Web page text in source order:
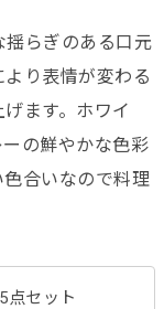
揺らぎのある口元
り表情が変わる
ます。ホワイ
の鮮やかな色彩
合いなので料理
点セット